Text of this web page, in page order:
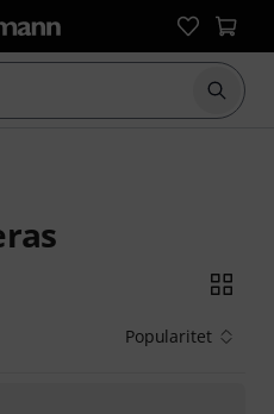
Börja
Popularitet